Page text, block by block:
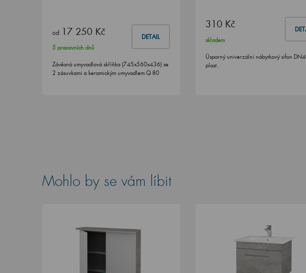
od 17 250 Kč DETAIL
5 pracovních dnů
Závěsná umyvadlová skříňka (745x560x436) se
2 zásuvkami a keramickým umyvadlem Q 80
310 Kč
skladem
Úsporný univerzální nábytkový sifon
plast.
Mohlo by se vám líbit